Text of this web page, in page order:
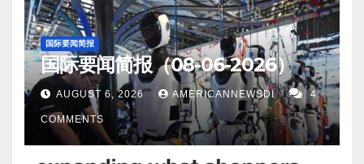
国际要闻简报
国际要闻简报（08-06-2026）
AUGUST 6, 2026 AMERICANNEWSDI 4
COMMENTS